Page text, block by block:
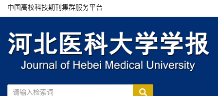
中国高校科技期刊集群服务平台